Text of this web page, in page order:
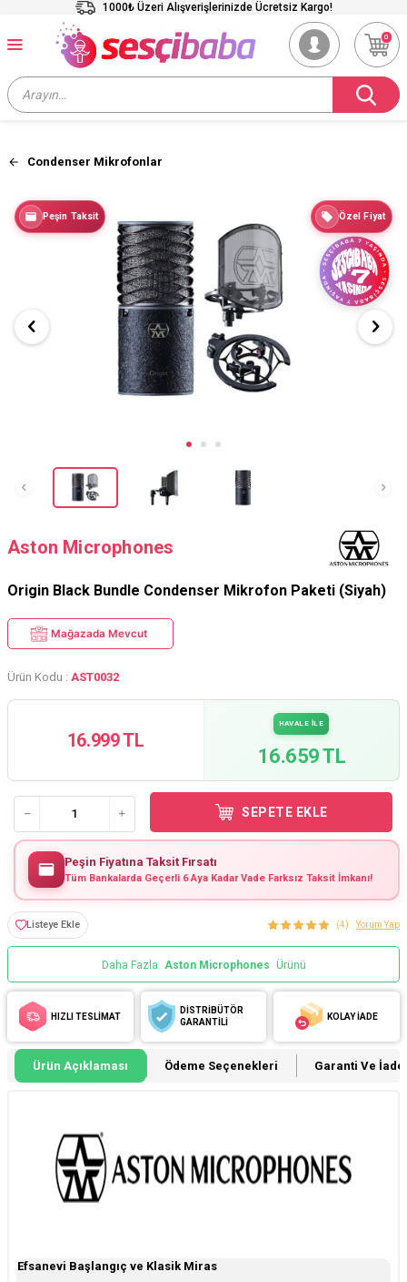
1000₺ Üzeri Alışverişlerinizde Ücretsiz Kargo!
0
Condenser Mikrofonlar
Özel Fiyat
Peşin Taksit
Aston Microphones
Origin Black Bundle Condenser Mikrofon Paketi (Siyah)
Mağazada Mevcut
Ürün Kodu : AST0032
16.999 TL
HAVALE İLE
16.659 TL
SEPETE EKLE
Peşin Fiyatına Taksit Fırsatı
Tüm Bankalarda Geçerli 6 Aya Kadar Vade Farksız Taksit İmkanı!
Listeye Ekle (4) Yorum Yap
Daha Fazla Aston Microphones Ürünü
HIZLI TESLİMAT
DİSTRİBÜTÖR
GARANTİLİ
KOLAY İADE
Ürün Açıklaması Ödeme Seçenekleri Garanti Ve İade
Efsanevi Başlangıç ve Klasik Miras